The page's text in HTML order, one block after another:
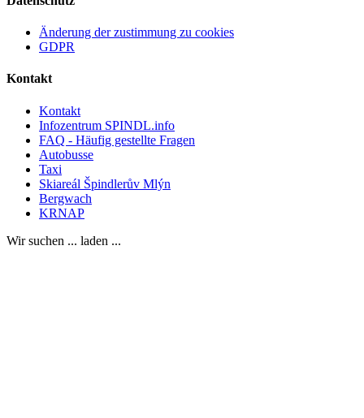
Änderung der zustimmung zu cookies
GDPR
Kontakt
Kontakt
Infozentrum SPINDL.info
FAQ - Häufig gestellte Fragen
Autobusse
Taxi
Skiareál Špindlerův Mlýn
Bergwach
KRNAP
Wir suchen ... laden ...